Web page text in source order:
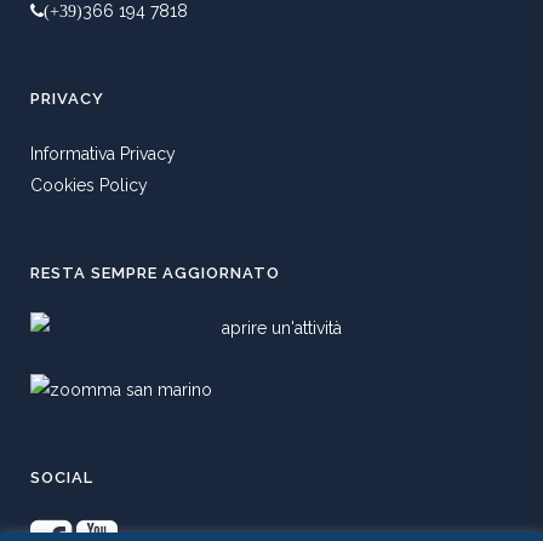
(+39)366 194 7818
PRIVACY
Informativa Privacy
Cookies Policy
RESTA SEMPRE AGGIORNATO
SOCIAL